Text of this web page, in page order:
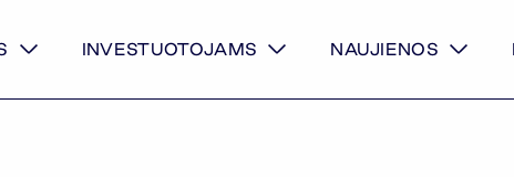
INVESTUOTOJAMS NAUJIENOS